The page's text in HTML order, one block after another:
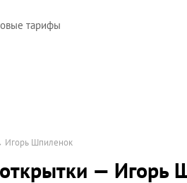
тарифы
Игорь Шпиленок
— Игорь